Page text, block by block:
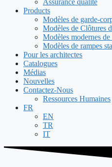
Assurance qualité
Products
Modèles de garde-
Modèles de Clôtures
Modèles modernes
Modèles de rampes
Pour les architectes
Catalogues
Médias
Nouvelles
Contactez-Nous
Ressources Humaines
FR
EN
TR
IT